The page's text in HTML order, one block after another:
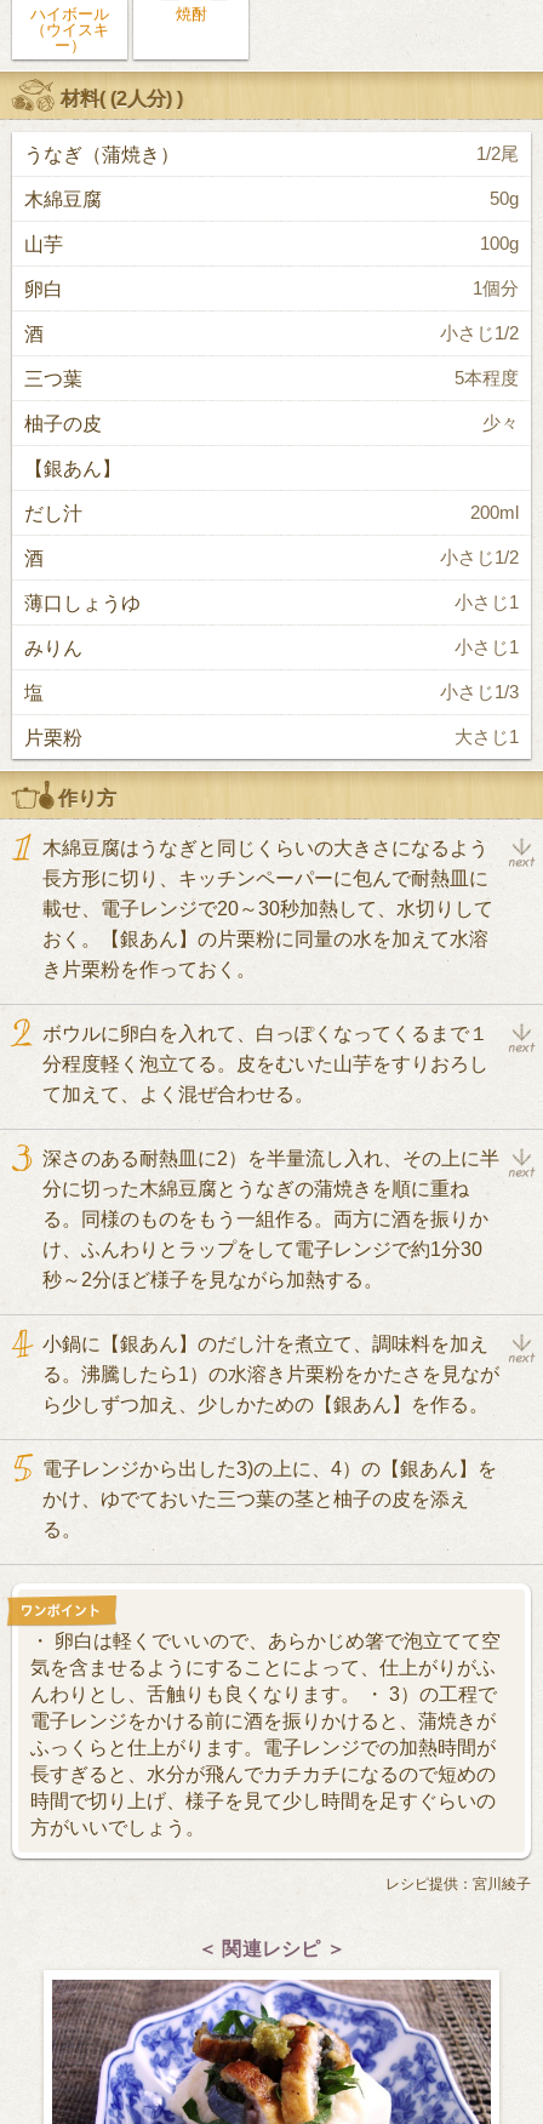
ハイボール
（ウイスキ
ー）
焼酎
材料((2人分) )
うなぎ（蒲焼き） 1/2尾
木綿豆腐 50g
山芋 100g
卵白 1個分
酒 小さじ1/2
三つ葉 5本程度
柚子の皮 少々
【銀あん】
だし汁 200ml
酒 小さじ1/2
薄口しょうゆ 小さじ1
みりん 小さじ1
塩 小さじ1/3
片栗粉 大さじ1
作り方
木綿豆腐はうなぎと同じくらいの大きさになるよう
長方形に切り、キッチンペーパーに包んで耐熱皿に
載せ、電子レンジで20～30秒加熱して、水切りして
おく。【銀あん】の片栗粉に同量の水を加えて水溶
き片栗粉を作っておく。
ボウルに卵白を入れて、白っぽくなってくるまで１
分程度軽く泡立てる。皮をむいた山芋をすりおろし
て加えて、よく混ぜ合わせる。
深さのある耐熱皿に2）を半量流し入れ、その上に半
分に切った木綿豆腐とうなぎの蒲焼きを順に重ね
る。同様のものをもう一組作る。両方に酒を振りか
け、ふんわりとラップをして電子レンジで約1分30
秒～2分ほど様子を見ながら加熱する。
小鍋に【銀あん】のだし汁を煮立て、調味料を加え
る。沸騰したら1）の水溶き片栗粉をかたさを見なが
ら少しずつ加え、少しかための【銀あん】を作る。
電子レンジから出した3)の上に、4）の【銀あん】を
かけ、ゆでておいた三つ葉の茎と柚子の皮を添え
る。
・ 卵白は軽くでいいので、あらかじめ箸で泡立てて空
気を含ませるようにすることによって、仕上がりがふ
んわりとし、舌触りも良くなります。 ・ 3）の工程で
電子レンジをかける前に酒を振りかけると、蒲焼きが
ふっくらと仕上がります。電子レンジでの加熱時間が
長すぎると、水分が飛んでカチカチになるので短めの
時間で切り上げ、様子を見て少し時間を足すぐらいの
方がいいでしょう。
レシピ提供：宮川綾子
＜ 関連レシピ ＞